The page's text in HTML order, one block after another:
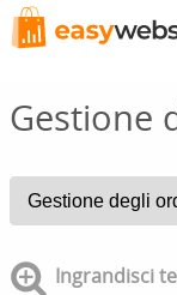
Gestione
Ingrandisci